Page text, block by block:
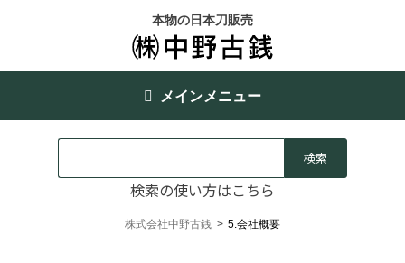
本物の日本刀販売
メインメニュー
検索の使い方はこちら
株式会社中野古銭 > 5.会社概要